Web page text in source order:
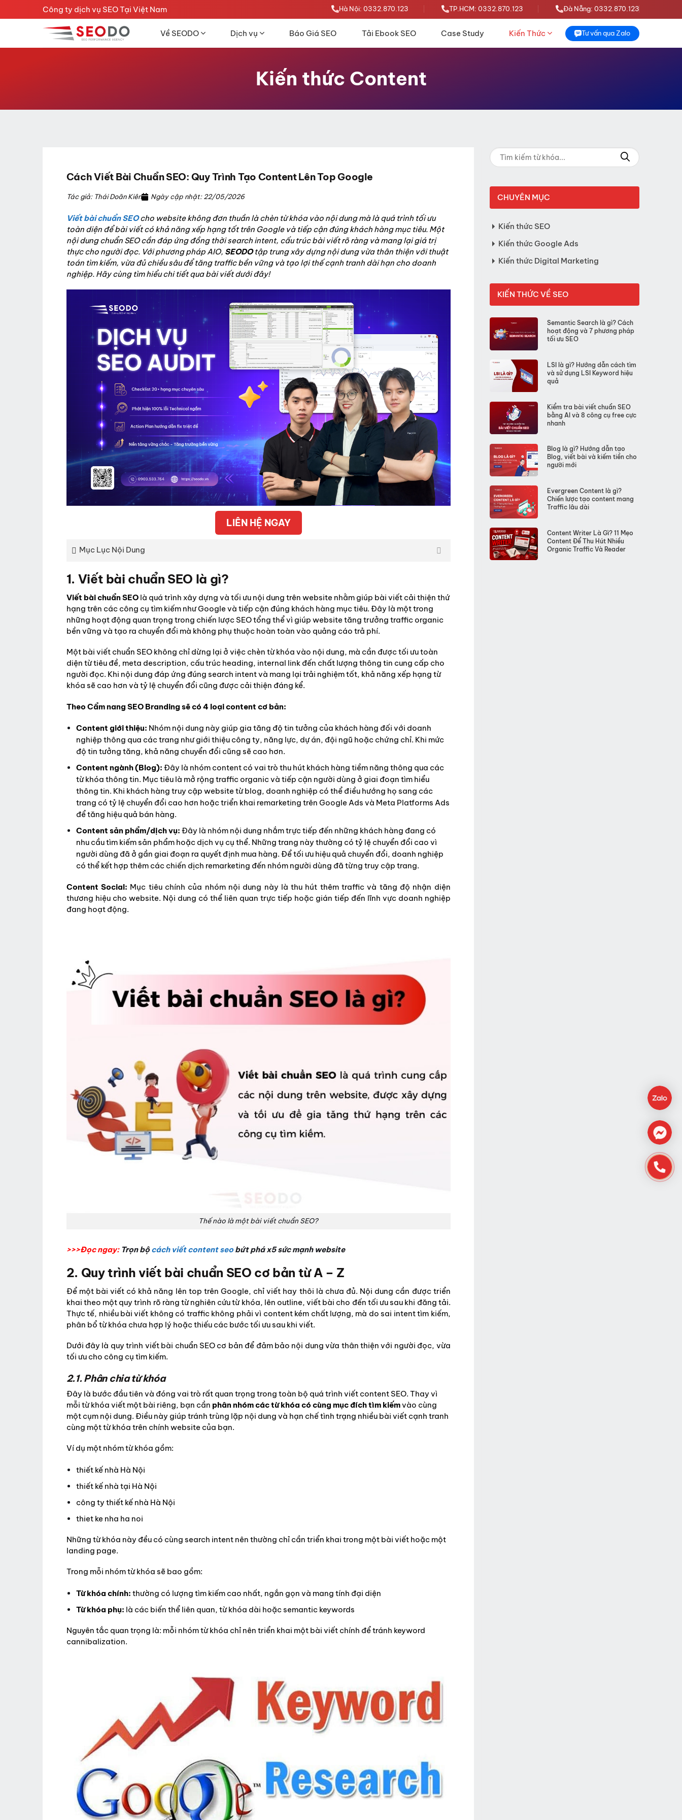
đến
Công ty dịch vụ SEO Tại Việt Nam Hà Nội: 0332.870.123 TP.HCM: 0332.870.123 Đà Nẵng: 0332.870.123
Về SEODO Dịch vụ Báo Giá SEO Tải Ebook SEO Case Study Kiến Thức Tư vấn qua Zalo
Kiến thức Content
Cách Viết Bài Chuẩn SEO: Quy Trình Tạo Content Lên Top Google
Tác giả: Thái Doãn Kiên Ngày cập nhật: 22/05/2026
Viết bài chuẩn SEOcho website không đơn thuần là chèn từ khóa vào nội dung mà là quá trình tối ưu
toàn diện để bài viết có khả năng xếp hạng tốt trên Google và tiếp cận đúng khách hàng mục tiêu. Một
nội dung chuẩn SEO cần đáp ứng đồng thời search intent, cấu trúc bài viết rõ ràng và mang lại giá trị
thực cho người đọc. Với phương pháp AIO, SEODOtập trung xây dựng nội dung vừa thân thiện với thuật
toán tìm kiếm, vừa đủ chiều sâu để tăng traffic bền vững và tạo lợi thế cạnh tranh dài hạn cho doanh
nghiệp. Hãy cùng tìm hiểu chi tiết qua bài viết dưới đây!
LIÊN HỆ NGAY
Mục Lục Nội Dung
1. Viết bài chuẩn SEO là gì?
Viết bài chuẩn SEOlà quá trình xây dựng và tối ưu nội dung trên website nhằm giúp bài viết cải thiện thứ
hạng trên các công cụ tìm kiếm như Google và tiếp cận đúng khách hàng mục tiêu. Đây là một trong
những hoạt động quan trọng trong chiến lược SEO tổng thể vì giúp website tăng trưởng traffic organic
bền vững và tạo ra chuyển đổi mà không phụ thuộc hoàn toàn vào quảng cáo trả phí.
Một bài viết chuẩn SEO không chỉ dừng lại ở việc chèn từ khóa vào nội dung, mà cần được tối ưu toàn
diện từ tiêu đề, meta description, cấu trúc heading, internal link đến chất lượng thông tin cung cấp cho
người đọc. Khi nội dung đáp ứng đúng search intent và mang lại trải nghiệm tốt, khả năng xếp hạng từ
khóa sẽ cao hơn và tỷ lệ chuyển đổi cũng được cải thiện đáng kể.
Theo Cẩm nang SEO Branding sẽ có 4 loại content cơ bản:
Content giới thiệu: Nhóm nội dung này giúp gia tăng độ tin tưởng của khách hàng đối với doanh
nghiệp thông qua các trang như giới thiệu công ty, năng lực, dự án, đội ngũ hoặc chứng chỉ. Khi mức
độ tin tưởng tăng, khả năng chuyển đổi cũng sẽ cao hơn.
Content ngành (Blog): Đây là nhóm content có vai trò thu hút khách hàng tiềm năng thông qua các
từ khóa thông tin. Mục tiêu là mở rộng traffic organic và tiếp cận người dùng ở giai đoạn tìm hiểu
thông tin. Khi khách hàng truy cập website từ blog, doanh nghiệp có thể điều hướng họ sang các
trang có tỷ lệ chuyển đổi cao hơn hoặc triển khai remarketing trên Google Ads và Meta Platforms Ads
để tăng hiệu quả bán hàng.
Content sản phẩm/dịch vụ: Đây là nhóm nội dung nhắm trực tiếp đến những khách hàng đang có
nhu cầu tìm kiếm sản phẩm hoặc dịch vụ cụ thể. Những trang này thường có tỷ lệ chuyển đổi cao vì
người dùng đã ở gần giai đoạn ra quyết định mua hàng. Để tối ưu hiệu quả chuyển đổi, doanh nghiệp
có thể kết hợp thêm các chiến dịch remarketing đến nhóm người dùng đã từng truy cập trang.
Content Social: Mục tiêu chính của nhóm nội dung này là thu hút thêm traffic và tăng độ nhận diện
thương hiệu cho website. Nội dung có thể liên quan trực tiếp hoặc gián tiếp đến lĩnh vực doanh nghiệp
đang hoạt động.
Thế nào là một bài viết chuẩn SEO?
>>>Đọc ngay: Trọn bộcách viết content seobứt phá x5 sức mạnh website
2. Quy trình viết bài chuẩn SEO cơ bản từ A – Z
Để một bài viết có khả năng lên top trên Google, chỉ viết hay thôi là chưa đủ. Nội dung cần được triển
khai theo một quy trình rõ ràng từ nghiên cứu từ khóa, lên outline, viết bài cho đến tối ưu sau khi đăng tải.
Thực tế, nhiều bài viết không có traffic không phải vì content kém chất lượng, mà do sai intent tìm kiếm,
phân bổ từ khóa chưa hợp lý hoặc thiếu các bước tối ưu sau khi viết.
Dưới đây là quy trình viết bài chuẩn SEO cơ bản để đảm bảo nội dung vừa thân thiện với người đọc, vừa
tối ưu cho công cụ tìm kiếm.
2.1. Phân chia từ khóa
Đây là bước đầu tiên và đóng vai trò rất quan trọng trong toàn bộ quá trình viết content SEO. Thay vì
mỗi từ khóa viết một bài riêng, bạn cần phân nhóm các từ khóa có cùng mục đích tìm kiếmvào cùng
một cụm nội dung. Điều này giúp tránh trùng lặp nội dung và hạn chế tình trạng nhiều bài viết cạnh tranh
cùng một từ khóa trên chính website của bạn.
Ví dụ một nhóm từ khóa gồm:
thiết kế nhà Hà Nội
thiết kế nhà tại Hà Nội
công ty thiết kế nhà Hà Nội
thiet ke nha ha noi
Những từ khóa này đều có cùng search intent nên thường chỉ cần triển khai trong một bài viết hoặc một
landing page.
Trong mỗi nhóm từ khóa sẽ bao gồm:
Từ khóa chính: thường có lượng tìm kiếm cao nhất, ngắn gọn và mang tính đại diện
Từ khóa phụ: là các biến thể liên quan, từ khóa dài hoặc semantic keywords
Nguyên tắc quan trọng là: mỗi nhóm từ khóa chỉ nên triển khai một bài viết chính để tránh keyword
cannibalization.
CHUYÊN MỤC
Kiến thức SEO
Kiến thức Google Ads
Kiến thức Digital Marketing
KIẾN THỨC VỀ SEO
Semantic Search là gì? Cách
hoạt động và 7 phương pháp
tối ưu SEO
LSI là gì? Hướng dẫn cách tìm
và sử dụng LSI Keyword hiệu
quả
Kiểm tra bài viết chuẩn SEO
bằng AI và 8 công cụ free cực
nhanh
Blog là gì? Hướng dẫn tạo
Blog, viết bài và kiếm tiền cho
người mới
Evergreen Content là gì?
Chiến lược tạo content mang
Traffic lâu dài
Content Writer Là Gì? 11 Mẹo
Content Để Thu Hút Nhiều
Organic Traffic Và Reader